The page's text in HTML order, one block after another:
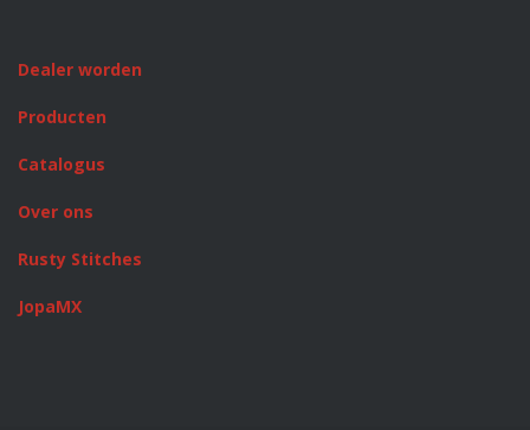
Dealer worden
Producten
Catalogus
Over ons
Rusty Stitches
JopaMX